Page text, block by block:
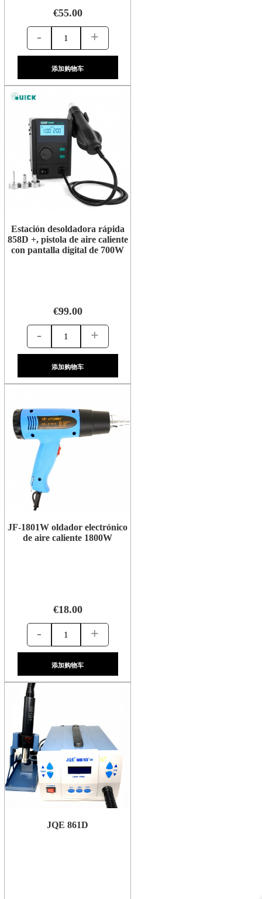
€55.00
- +
添加购物车
Estación desoldadora rápida
858D +, pistola de aire caliente
con pantalla digital de 700W
€99.00
- +
添加购物车
JF-1801W oldador electrónico
de aire caliente 1800W
€18.00
- +
添加购物车
JQE 861D